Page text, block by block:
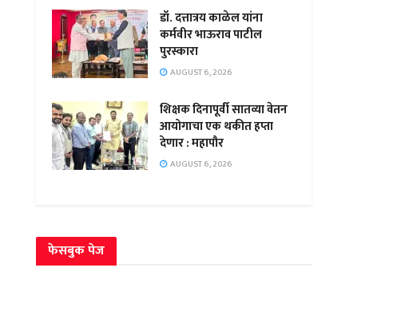
डॉ. दत्तात्रय काळेल यांना
कर्मवीर भाऊराव पाटील
पुरस्कारा
AUGUST 6, 2026
शिक्षक दिनापूर्वी सातव्या वेतन
आयोगाचा एक थकीत हप्ता
देणार : महापौर
AUGUST 6, 2026
फेसबुक पेज